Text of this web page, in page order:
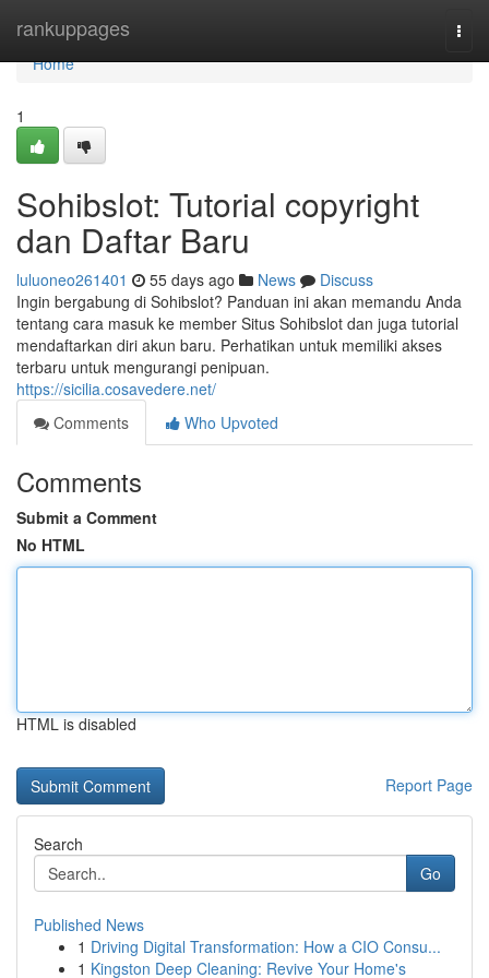
rankuppages
Home
Home
1
Sohibslot: Tutorial copyright
dan Daftar Baru
luluoneo261401 55 days ago News
Discuss
Ingin bergabung di Sohibslot? Panduan ini akan memandu Anda
tentang cara masuk ke member Situs Sohibslot dan juga tutorial
mendaftarkan diri akun baru. Perhatikan untuk memiliki akses
terbaru untuk mengurangi penipuan.
https://sicilia.cosavedere.net/
Comments
Who Upvoted
Comments
Submit a Comment
No HTML
HTML is disabled
Report Page
Search
Go
Published News
1 Driving Digital Transformation: How a CIO Consu...
1 Kingston Deep Cleaning: Revive Your Home's